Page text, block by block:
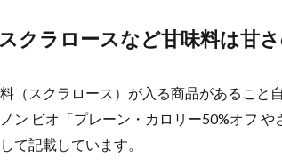
スク
ラロ
など
甘味
料は
甘さ
スクラロースなど甘味料は甘
（スクラロース）が入る商品があること
ン ビオ「プレーン・カロリー50%オフ
て記載しています。